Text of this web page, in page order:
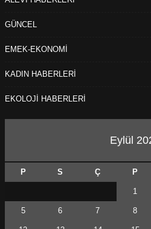
GÜNCEL
EMEK-EKONOMİ
KADIN HABERLERİ
EKOLOJİ HABERLERİ
Eylül
P S Ç P
1
5 6 7 8